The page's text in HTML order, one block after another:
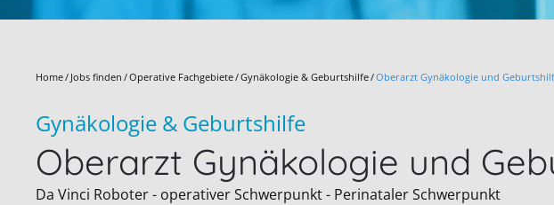
Home Jobs finden Operative Fachgebiete Gynäkologie & Geburtshilfe Oberarzt Gynäkologie und
Gynäkologie & Geburtshilfe
Oberarzt Gynäkologie und
Da Vinci Roboter - operativer Schwerpunkt - Perinataler Schwerpunkt